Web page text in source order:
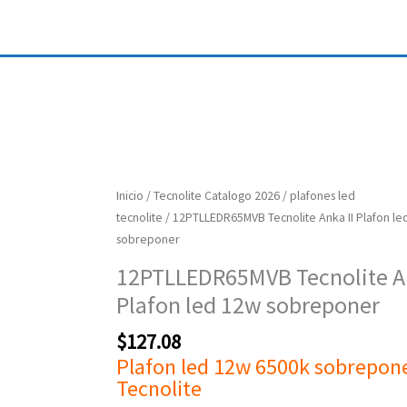
Inicio /Tecnolite Catalogo 2026/plafones led
tecnolite / 12PTLLEDR65MVB Tecnolite Anka II Plafon
sobreponer
12PTLLEDR65MVB Tecnolite
Plafon led 12w sobreponer
$127.08
Plafon led 12w 6500k
Tecnolite
12PTLLEDR65MVB
Tecnolite
Anka
Plafon
led
sobreponer
cantidad